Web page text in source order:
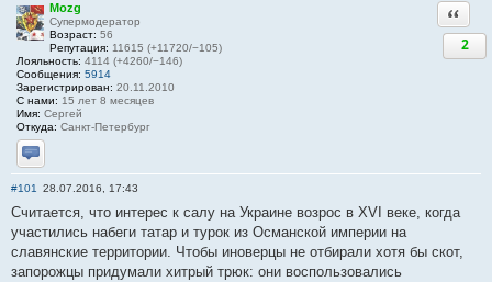
Mozg
Супермодератор
Возраст: 56
Репутация: 11615 (+11720/−105)
Лояльность: 4114 (+4260/−146)
Сообщения: 5914
Зарегистрирован: 20.11.2010
С нами: 15 лет 8 месяцев
Имя: Сергей
Откуда: Санкт-Петербург
Отправить личное сообщение
2
#101 28.07.2016, 17:43
Считается, что интерес к салу на Украине возрос в XVI веке, когда
участились набеги татар и турок из Османской империи на
славянские территории. Чтобы иноверцы не отбирали хотя бы скот,
запорожцы придумали хитрый трюк: они воспользовались